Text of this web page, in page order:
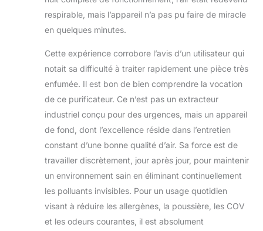
respirable, mais l’appareil n’a pas pu faire de miracle
en quelques minutes.
Cette expérience corrobore l’avis d’un utilisateur qui
notait sa difficulté à traiter rapidement une pièce très
enfumée. Il est bon de bien comprendre la vocation
de ce purificateur. Ce n’est pas un extracteur
industriel conçu pour des urgences, mais un appareil
de fond, dont l’excellence réside dans l’entretien
constant d’une bonne qualité d’air. Sa force est de
travailler discrètement, jour après jour, pour maintenir
un environnement sain en éliminant continuellement
les polluants invisibles. Pour un usage quotidien
visant à réduire les allergènes, la poussière, les COV
et les odeurs courantes, il est absolument